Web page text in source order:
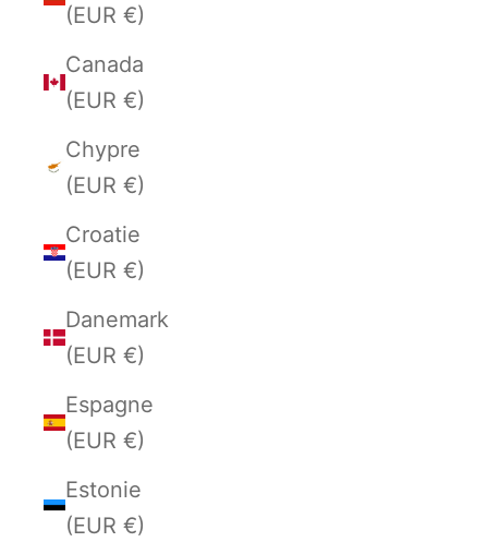
(EUR €)
Canada
(EUR €)
Chypre
(EUR €)
Croatie
(EUR €)
Danemark
(EUR €)
Espagne
(EUR €)
Estonie
(EUR €)